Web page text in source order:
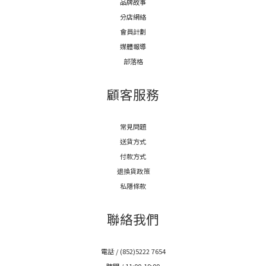
分店網絡
會員計劃
媒體報導
部落格
顧客服務
常見問題
送貨方式
付款方式
退換貨政策
私隱條款
聯絡我們
電話 / (852)5222 7654